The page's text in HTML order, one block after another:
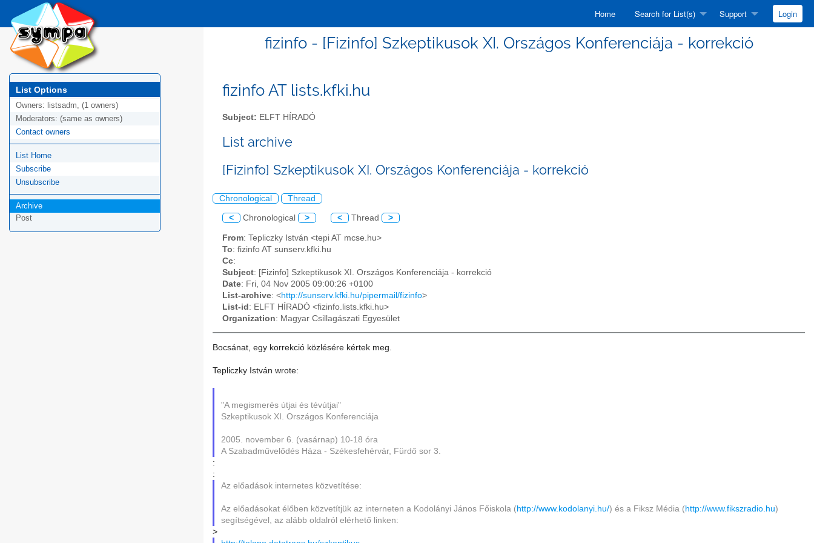
Home Search for List(s) Support Login
fizinfo - [Fizinfo] Szkeptikusok XI. Országos Konferenciája - korrekció
List Options
Owners: listsadm, (1 owners)
Moderators: (same as owners)
Contact owners
List Home
Subscribe
Unsubscribe
Archive
Post
fizinfo AT lists.kfki.hu
Subject: ELFT HÍRADÓ
List archive
[Fizinfo] Szkeptikusok XI. Országos Konferenciája - korrekció
Chronological Thread
< Chronological > < Thread >
From: Tepliczky István <tepi AT mcse.hu>
To: fizinfo AT sunserv.kfki.hu
Cc:
Subject: [Fizinfo] Szkeptikusok XI. Országos Konferenciája - korrekció
Date: Fri, 04 Nov 2005 09:00:26 +0100
List-archive: <http://sunserv.kfki.hu/pipermail/fizinfo>
List-id : ELFT HÍRADÓ <fizinfo.lists.kfki.hu>
Organization: Magyar Csillagászati Egyesület
Bocsánat, egy korrekció közlésére kértek meg.
Tepliczky István wrote:
"A megismerés útjai és tévútjai"
Szkeptikusok XI. Országos Konferenciája
2005. november 6. (vasárnap) 10-18 óra
A Szabadművelődés Háza - Székesfehérvár, Fürdő sor 3.
:
:
Az előadások internetes közvetítése:
Az előadásokat élőben közvetítjük az interneten a Kodolányi János Főiskola (http://www.kodolanyi.hu/) és a Fiksz Média (http://www.fikszradio.hu)
segítségével, az alább oldalról elérhető linken:
>